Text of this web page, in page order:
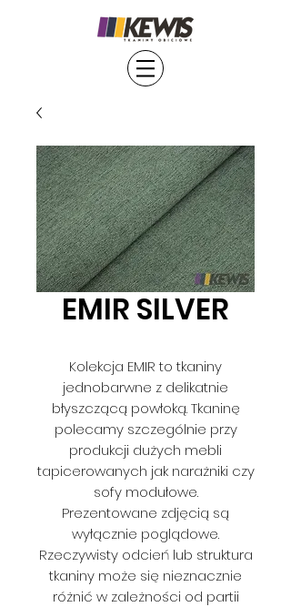
EMIR SILVER
Kolekcja EMIR to tkaniny
jednobarwne z delikatnie
błyszczącą powłoką. Tkaninę
polecamy szczególnie przy
produkcji dużych mebli
tapicerowanych jak narażniki czy
sofy modułowe.
Prezentowane zdjęcią są
wyłącznie poglądowe.
Rzeczywisty odcień lub struktura
tkaniny może się nieznacznie
różnić w zależności od partii